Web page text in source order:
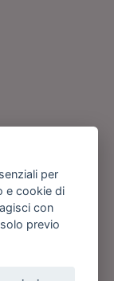
per
e cookie di
con
previo